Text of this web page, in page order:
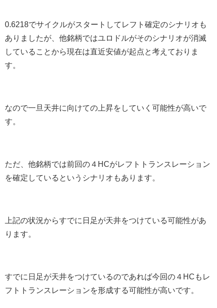
0.6218でサイクルがスタートしてレフト確定のシナリオも
ありましたが、他銘柄ではユロドルがそのシナリオが消滅
していることから現在は直近安値が起点と考えておりま
す。
なので一旦天井に向けての上昇をしていく可能性が高いで
す。
ただ、他銘柄では前回の４HCがレフトトランスレーション
を確定しているというシナリオもあります。
上記の状況からすでに日足が天井をつけている可能性があ
ります。
すでに日足が天井をつけているのであれば今回の４HCもレ
フトトランスレーションを形成する可能性が高いです。